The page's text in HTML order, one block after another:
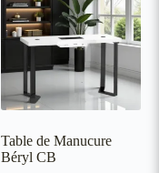
Table de Manucure
Béryl CB